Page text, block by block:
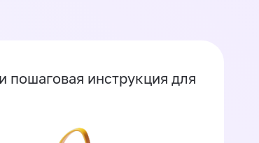
пошаговая инструкция для